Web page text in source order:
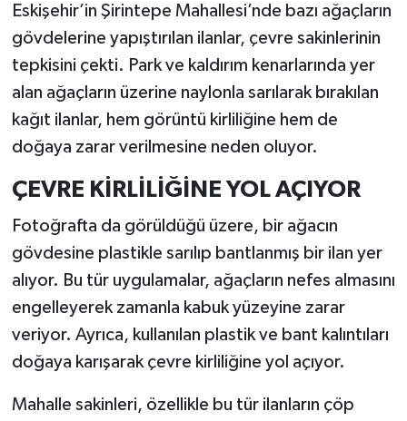
Eskişehir’in Şirintepe Mahallesi’nde bazı ağaçların
gövdelerine yapıştırılan ilanlar, çevre sakinlerinin
tepkisini çekti. Park ve kaldırım kenarlarında yer
alan ağaçların üzerine naylonla sarılarak bırakılan
kağıt ilanlar, hem görüntü kirliliğine hem de
doğaya zarar verilmesine neden oluyor.
ÇEVRE KİRLİLİĞİNE YOL AÇIYOR
Fotoğrafta da görüldüğü üzere, bir ağacın
gövdesine plastikle sarılıp bantlanmış bir ilan yer
alıyor. Bu tür uygulamalar, ağaçların nefes almasını
engelleyerek zamanla kabuk yüzeyine zarar
veriyor. Ayrıca, kullanılan plastik ve bant kalıntıları
doğaya karışarak çevre kirliliğine yol açıyor.
Mahalle sakinleri, özellikle bu tür ilanların çöp